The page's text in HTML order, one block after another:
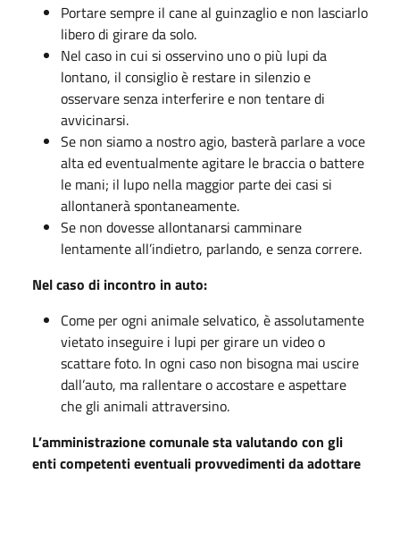
Portare sempre il cane al guinzaglio e non lasciarlo
libero di girare da solo.
Nel caso in cui si osservino uno o più lupi da
lontano, il consiglio è restare in silenzio e
osservare senza interferire e non tentare di
avvicinarsi.
Se non siamo a nostro agio, basterà parlare a voce
alta ed eventualmente agitare le braccia o battere
le mani; il lupo nella maggior parte dei casi si
allontanerà spontaneamente.
Se non dovesse allontanarsi camminare
lentamente all’indietro, parlando, e senza correre.
Nel caso di incontro in auto:
Come per ogni animale selvatico, è assolutamente
vietato inseguire i lupi per girare un video o
scattare foto. In ogni caso non bisogna mai uscire
dall’auto, ma rallentare o accostare e aspettare
che gli animali attraversino.
L’amministrazione comunale sta valutando con gli
enti competenti eventuali provvedimenti da adottare